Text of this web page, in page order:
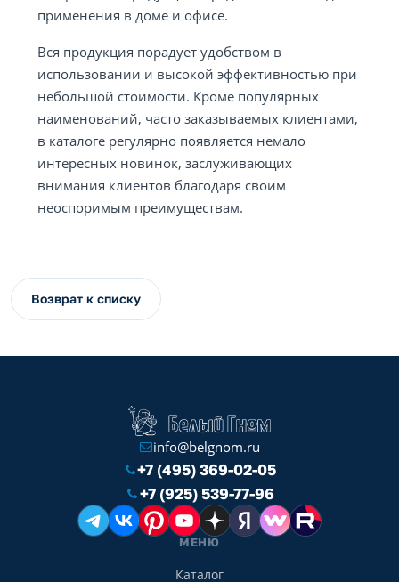
применения в доме и офисе.
Вся продукция порадует удобством в
использовании и высокой эффективностью при
небольшой стоимости. Кроме популярных
наименований, часто заказываемых клиентами,
в каталоге регулярно появляется немало
интересных новинок, заслуживающих
внимания клиентов благодаря своим
неоспоримым преимуществам.
Возврат к списку
info@belgnom.ru
+7 (495) 369-02-05
+7 (925) 539-77-96
МЕНЮ
Каталог